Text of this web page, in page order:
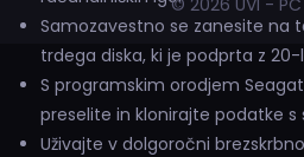
Samozavestno se zanesite na
trdega diska, ki je podprta z
S programskim orodjem
preselite in klonirajte podatke
Uživajte v dolgoročni
© 2026 UVI -